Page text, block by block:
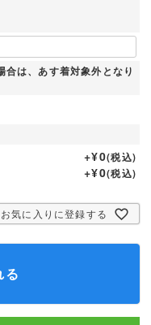
は、あす着対象外となり
+¥0 税込
+¥0 税込
お気に入りに登録する
る